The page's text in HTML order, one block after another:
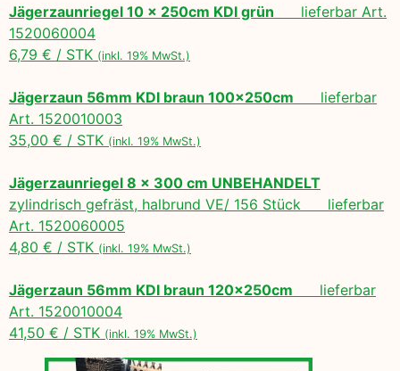
Jägerzaunriegel 10 x 250cm KDI grün lieferbar Art.
1520060004
6,79 € / STK (inkl. 19% MwSt.)
Jägerzaun 56mm KDI braun 100x250cm lieferbar
Art. 1520010003
35,00 € / STK (inkl. 19% MwSt.)
Jägerzaunriegel 8 x 300 cm UNBEHANDELT
zylindrisch gefräst, halbrund VE/ 156 Stück lieferbar
Art. 1520060005
4,80 € / STK (inkl. 19% MwSt.)
Jägerzaun 56mm KDI braun 120x250cm lieferbar
Art. 1520010004
41,50 € / STK (inkl. 19% MwSt.)